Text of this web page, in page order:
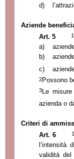
d)
Aziende
Art. 5
1
a)
b)
c)
2Possono
3 Le
azienda o
Criteri di
Art. 6
1
l’intensità
validità